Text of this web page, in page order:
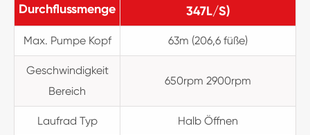
Durchflussmenge
347L/S)
Max. Pumpe Kopf 63m (206,6 füße)
Geschwindigkeit
Bereich
650rpm 2900rpm
Laufrad Typ Halb Öffnen